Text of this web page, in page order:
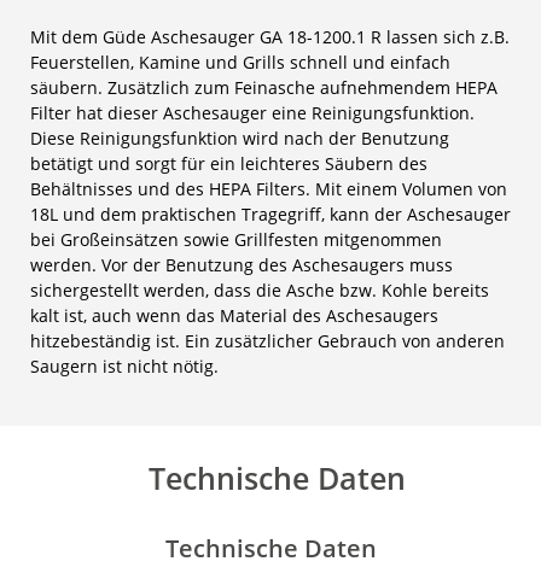
Mit dem Güde Aschesauger GA 18-1200.1 R lassen sich z.B.
Feuerstellen, Kamine und Grills schnell und einfach
säubern. Zusätzlich zum Feinasche aufnehmendem HEPA
Filter hat dieser Aschesauger eine Reinigungsfunktion.
Diese Reinigungsfunktion wird nach der Benutzung
betätigt und sorgt für ein leichteres Säubern des
Behältnisses und des HEPA Filters. Mit einem Volumen von
18L und dem praktischen Tragegriff, kann der Aschesauger
bei Großeinsätzen sowie Grillfesten mitgenommen
werden. Vor der Benutzung des Aschesaugers muss
sichergestellt werden, dass die Asche bzw. Kohle bereits
kalt ist, auch wenn das Material des Aschesaugers
hitzebeständig ist. Ein zusätzlicher Gebrauch von anderen
Saugern ist nicht nötig.
Technische Daten
Technische Daten